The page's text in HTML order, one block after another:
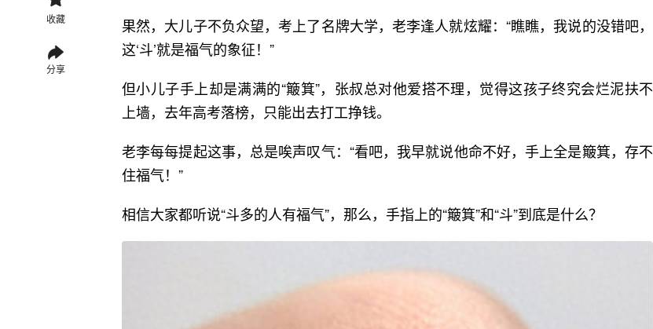
收藏
分享
果然，大儿子不负众望，考上了名牌大学，老李逢人就炫耀：“瞧瞧，我说的没错吧，
这‘斗’就是福气的象征！”
但小儿子手上却是满满的“簸箕”，张叔总对他爱搭不理，觉得这孩子终究会烂泥扶不
上墙，去年高考落榜，只能出去打工挣钱。
老李每每提起这事，总是唉声叹气：“看吧，我早就说他命不好，手上全是簸箕，存不
住福气！”
相信大家都听说“斗多的人有福气”，那么，手指上的“簸箕”和“斗”到底是什么？